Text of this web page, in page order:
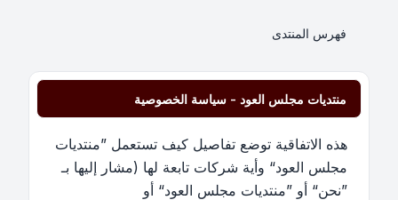
فهرس المنتدى
منتديات مجلس العود - سياسة الخصوصية
هذه الاتفاقية توضع تفاصيل كيف تستعمل ”منتديات
مجلس العود“ وأية شركات تابعة لها (مشار إليها بـ
”نحن“ أو ”منتديات مجلس العود“ أو